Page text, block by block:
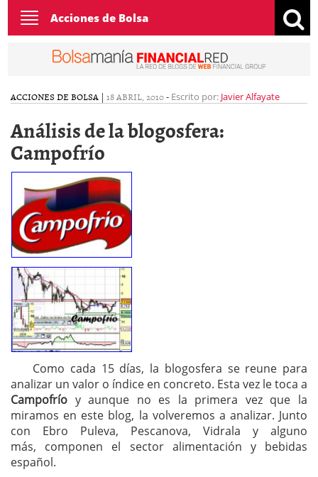
Toggle
navigation
Acciones de Bolsa
ACCIONES DE BOLSA | 18 ABRIL, 2010- Escrito por: Javier Alfayate
Análisis de la blogosfera:
Campofrío
Como cada 15 días, la blogosfera se reune para
analizar un valor o índice en concreto. Esta vez le toca a
Campofrío y aunque no es la primera vez que la
miramos en este blog, la volveremos a analizar. Junto
con Ebro Puleva, Pescanova, Vidrala y alguno
más, componen el sector alimentación y bebidas
español.